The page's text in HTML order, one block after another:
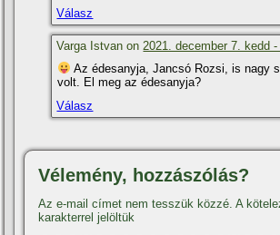
Válasz
Varga Istvan on2021. december 7. kedd -
Az édesanyja, Jancsó Rozsi, is nagy
volt. El meg az édesanyja?
Válasz
Vélemény, hozzászólás?
Az e-mail címet nem tesszük közzé. A
karakterrel jelöltük